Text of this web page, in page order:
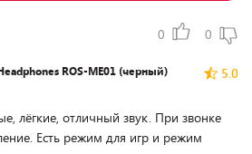
0 0
5.0
ROS-ME01 (черный)
лёгкие, отличный звук. При звонке
Есть режим для игр и режим